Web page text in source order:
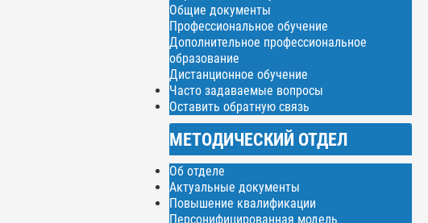
Общие документы
Профессиональное обучение
Дополнительное профессиональное
образование
Дистанционное обучение
Часто задаваемые вопросы
Оставить обратную связь
МЕТОДИЧЕСКИЙ ОТДЕЛ
Об отделе
Актуальные документы
Повышение квалификации
Персонифицированная модель